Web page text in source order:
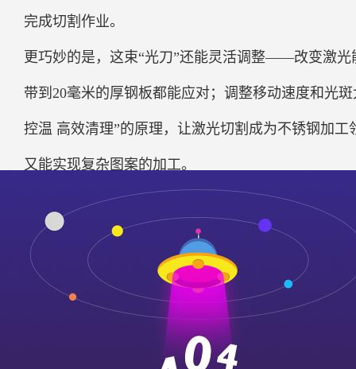
完成切割作业。
更巧妙的是，这束“光刀”还能灵活调整——改变激
带到20毫米的厚钢板都能应对；调整移动速度和光
控温 高效清理”的原理，让激光切割成为不锈钢加
又能实现复杂图案的加工。
【 推荐阅读 】：
如何做无指纹类的镜面不锈钢，又会出现什么影响
载誉而归！求和不锈钢获百家诚信荣誉！